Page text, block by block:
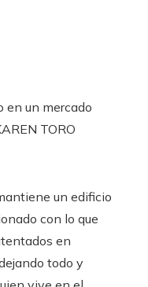
en un mercado
TORO
un edificio
con lo que
en
todo y